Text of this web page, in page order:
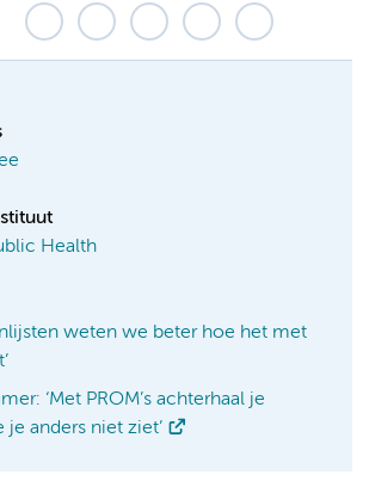
Health
weten we beter hoe het met
‘Met PROM’s achterhaal je
anders niet ziet’